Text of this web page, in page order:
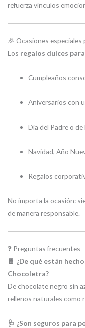
refuerza vínculos
🎉 Ocasiones
Los regalos dulces
Cumpleaños
Aniversarios con
Día del Padre o de
Navidad, Año
Regalos
No importa la ocasión:
de manera responsable.
❓ Preguntas frecuentes
🍫 ¿De qué están
Chocoletra?
De chocolate negro sin
rellenos naturales como
🩺 ¿Son seguros para